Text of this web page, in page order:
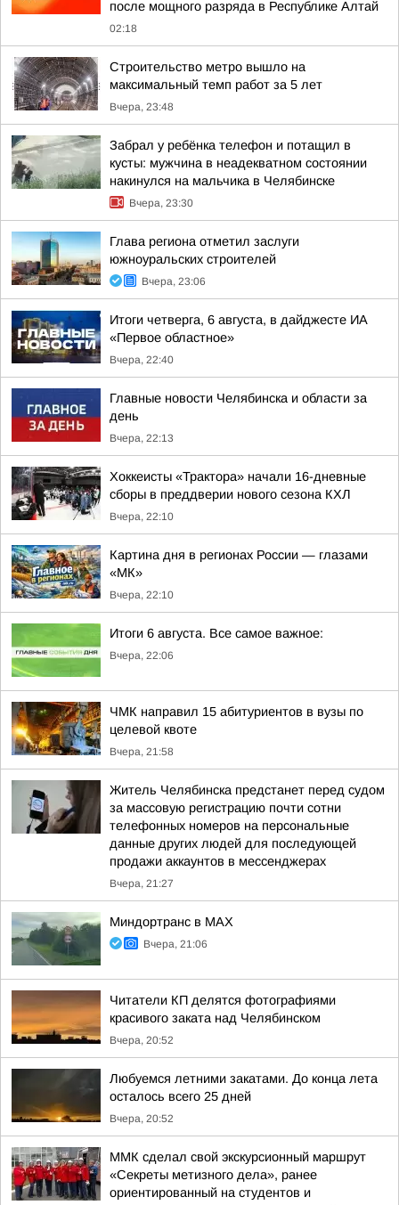
после мощного разряда в Республике Алтай
02:18
Строительство метро вышло на
максимальный темп работ за 5 лет
Вчера, 23:48
Забрал у ребёнка телефон и потащил в
кусты: мужчина в неадекватном состоянии
накинулся на мальчика в Челябинске
Вчера, 23:30
Глава региона отметил заслуги
южноуральских строителей
Вчера, 23:06
Итоги четверга, 6 августа, в дайджесте ИА
«Первое областное»
Вчера, 22:40
Главные новости Челябинска и области за
день
Вчера, 22:13
Хоккеисты «Трактора» начали 16-дневные
сборы в преддверии нового сезона КХЛ
Вчера, 22:10
Картина дня в регионах России — глазами
«МК»
Вчера, 22:10
Итоги 6 августа. Все самое важное:
Вчера, 22:06
ЧМК направил 15 абитуриентов в вузы по
целевой квоте
Вчера, 21:58
Житель Челябинска предстанет перед судом
за массовую регистрацию почти сотни
телефонных номеров на персональные
данные других людей для последующей
продажи аккаунтов в мессенджерах
Вчера, 21:27
Миндортранс в MAX
Вчера, 21:06
Читатели КП делятся фотографиями
красивого заката над Челябинском
Вчера, 20:52
Любуемся летними закатами. До конца лета
осталось всего 25 дней
Вчера, 20:52
ММК сделал свой экскурсионный маршрут
«Секреты метизного дела», ранее
ориентированный на студентов и